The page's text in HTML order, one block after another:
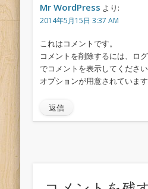
Mr WordPress より:
2014年5月15日 3:37 AM
これはコメントです。
コメントを削除するには、ロ
でコメントを表示してくださ
オプションが用意されています
返信